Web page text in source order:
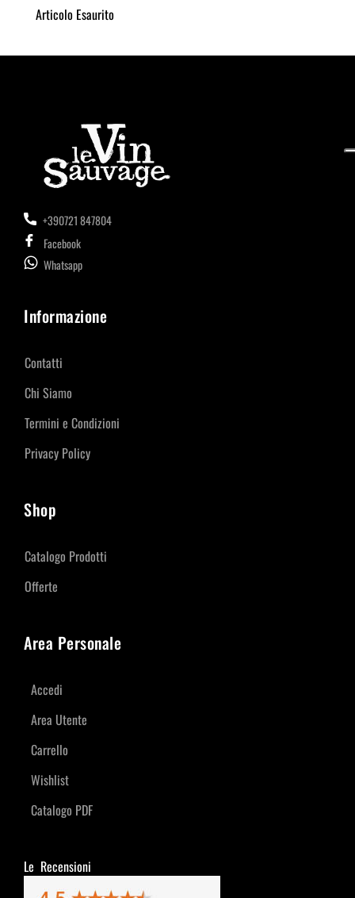
Articolo Esaurito
+390721 847804
Facebook
Whatsapp
Informazione
Contatti
Chi Siamo
Termini e Condizioni
Privacy Policy
Shop
Catalogo Prodotti
Offerte
Area Personale
Accedi
Area Utente
Carrello
Wishlist
Catalogo PDF
Le Recensioni